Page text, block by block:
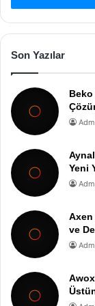
Son Yazılar
Yeni
Axen
ve